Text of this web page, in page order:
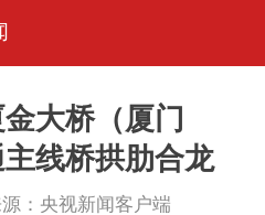
大桥（厦门
线桥拱肋合龙
： 央视新闻客户端